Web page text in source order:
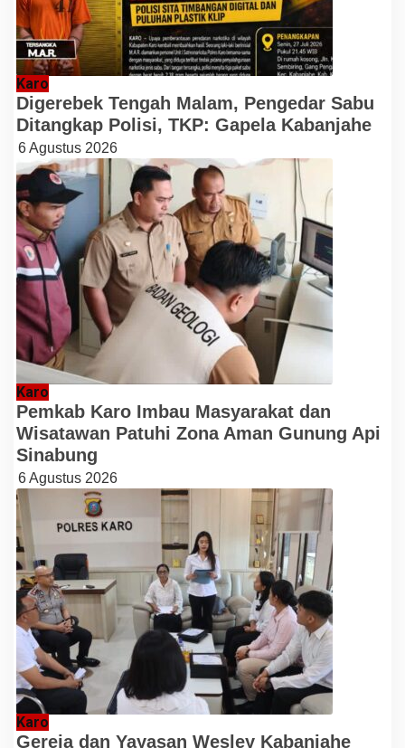
Karo
Digerebek Tengah Malam, Pengedar Sabu
Ditangkap Polisi, TKP: Gapela Kabanjahe
6 Agustus 2026
Karo
Pemkab Karo Imbau Masyarakat dan
Wisatawan Patuhi Zona Aman Gunung Api
Sinabung
6 Agustus 2026
Karo
Gereja dan Yayasan Wesley Kabanjahe